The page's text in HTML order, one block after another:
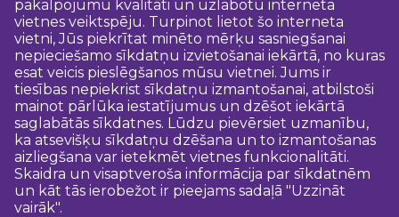
pakalpojumu kvalitāti un uzlabotu interneta
vietnes veiktspēju. Turpinot lietot šo interneta
vietni, Jūs piekrītat minēto mērķu sasniegšanai
nepieciešamo sīkdatņu izvietošanai iekārtā, no kuras
esat veicis pieslēgšanos mūsu vietnei. Jums ir
tiesības nepiekrist sīkdatņu izmantošanai, atbilstoši
mainot pārlūka iestatījumus un dzēšot iekārtā
saglabātās sīkdatnes. Lūdzu pievērsiet uzmanību,
ka atsevišķu sīkdatņu dzēšana un to izmantošanas
aizliegšana var ietekmēt vietnes funkcionalitāti.
Skaidra un visaptveroša informācija par sīkdatnēm
un kāt tās ierobežot ir pieejams sadaļā "Uzzināt
vairāk".